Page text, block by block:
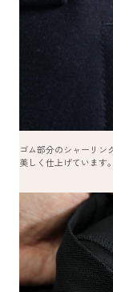
ゴム部分のシャーリン
美しく仕上げています。